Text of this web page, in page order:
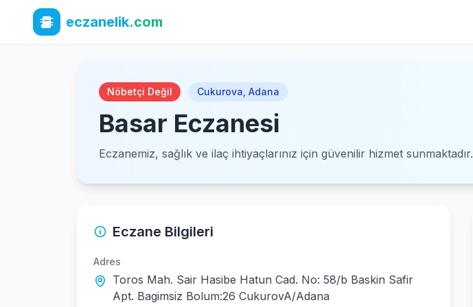
eczanelik.com
Nöbetçi Değil Cukurova Adana
Basar Eczanesi
Eczanemiz, sağlık ve ilaç ihtiyaçlarınız için güvenilir hizmet sunmaktadır.
Eczane Bilgileri
Adres
Toros Mah. Sair Hasibe Hatun Cad. No: 58/b Baskin Safir
Apt. Bagimsiz Bolum:26 CukurovA/Adana